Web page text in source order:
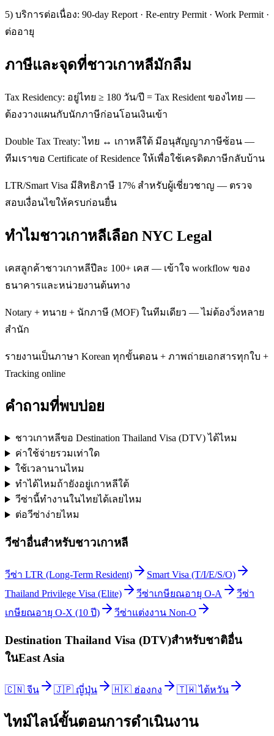
5) บริการต่อเนื่อง: 90-day Report · Re-entry Permit · Work Permit ·
ต่ออายุ
ภาษีและจุดที่ชาวเกาหลีมักลืม
Tax Residency: อยู่ไทย ≥ 180 วัน/ปี = Tax Resident ของไทย —
ต้องวางแผนกับนักภาษีก่อนโอนเงินเข้า
Double Tax Treaty: ไทย ↔ เกาหลีใต้ มีอนุสัญญาภาษีซ้อน —
ทีมเราขอ Certificate of Residence ให้เพื่อใช้เครดิตภาษีกลับบ้าน
LTR/Smart Visa มีสิทธิภาษี 17% สำหรับผู้เชี่ยวชาญ — ตรวจ
สอบเงื่อนไขให้ครบก่อนยื่น
ทำไมชาวเกาหลีเลือก NYC Legal
เคสลูกค้าชาวเกาหลีปีละ 100+ เคส — เข้าใจ workflow ของ
ธนาคารและหน่วยงานต้นทาง
Notary + ทนาย + นักภาษี (MOF) ในทีมเดียว — ไม่ต้องวิ่งหลาย
สำนัก
รายงานเป็นภาษา Korean ทุกขั้นตอน + ภาพถ่ายเอกสารทุกใบ +
Tracking online
คำถามที่พบบ่อย
ชาวเกาหลีขอ Destination Thailand Visa (DTV) ได้ไหม
ค่าใช้จ่ายรวมเท่าใด
ใช้เวลานานไหม
ทำได้ไหมถ้ายังอยู่เกาหลีใต้
วีซ่านี้ทำงานในไทยได้เลยไหม
ต่อวีซ่าง่ายไหม
วีซ่าอื่นสำหรับชาวเกาหลี
วีซ่า LTR (Long-Term Resident)
Smart Visa (T/I/E/S/O)
Thailand Privilege Visa (Elite)
วีซ่าเกษียณอายุ O-A
วีซ่า
เกษียณอายุ O-X (10 ปี)
วีซ่าแต่งงาน Non-O
Destination Thailand Visa (DTV)สำหรับชาติอื่น
ในEast Asia
🇨🇳 จีน 🇯🇵 ญี่ปุ่น 🇭🇰 ฮ่องกง 🇹🇼 ไต้หวัน
ไทม์ไลน์ขั้นตอนการดำเนินงาน